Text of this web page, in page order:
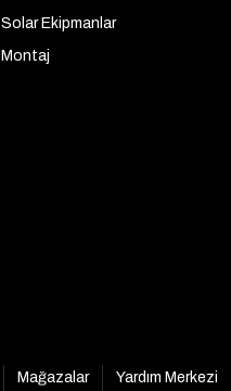
Solar Ekipmanlar
Montaj
Mağazalar Yardım Merkezi